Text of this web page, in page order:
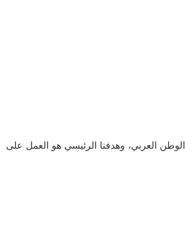
داخل مصر و خارجها في الوطن العربي، وهدفنا الرئيسي هو العمل على